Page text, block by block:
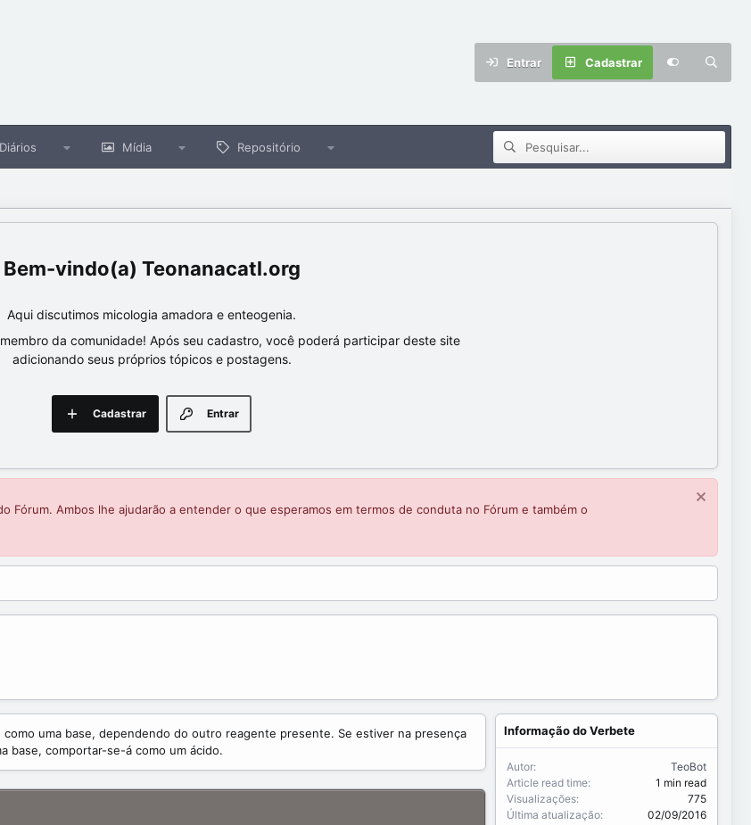
Entrar Cadastrar
Diários Mídia Repositório
Teonanacatl.org
Aqui discutimos micologia amadora e enteogenia.
da comunidade! Após seu cadastro, você poderá participar deste site
adicionando seus próprios tópicos e postagens.
Entrar
Cadastrar
Fórum. Ambos lhe ajudarão a entender o que esperamos em termos de conduta no Fórum e também o
como uma base, dependendo do outro reagente presente. Se estiver na presença
base, comportar-se-á como um ácido.
Informação do Verbete
Autor
TeoBot
Article read time
1 min read
Visualizações
775
Última atualização
02/09/2016